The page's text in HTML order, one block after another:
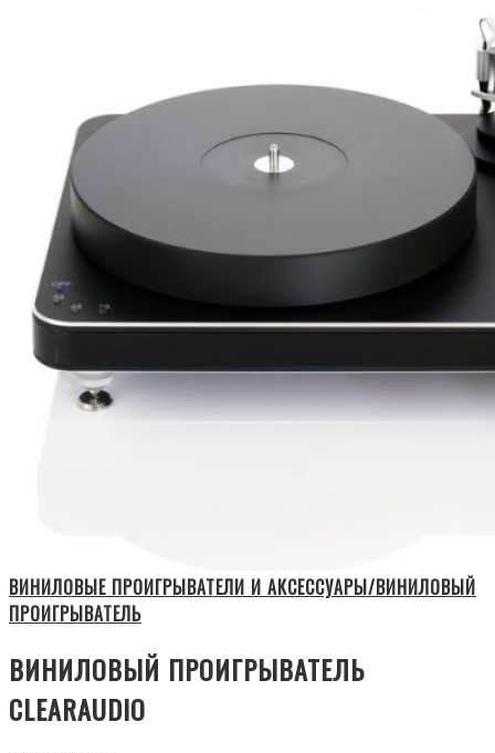
ВИНИЛОВЫЕ ПРОИГРЫВАТЕЛИ И АКСЕССУАРЫ/ВИНИЛОВЫЙ
ПРОИГРЫВАТЕЛЬ
ВИНИЛОВЫЙ ПРОИГРЫВАТЕЛЬ
CLEARAUDIO